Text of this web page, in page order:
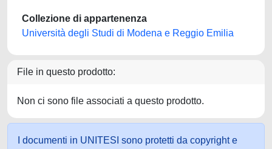
Collezione di appartenenza
Università degli Studi di Modena e Reggio Emilia
File in questo prodotto:
Non ci sono file associati a questo prodotto.
I documenti in UNITESI sono protetti da copyright e